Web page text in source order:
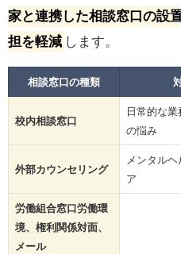
家と連携した相談窓口の設
担を軽減 します。
相談窓口の種類
校内相談窓口
日常的な
の悩み
外部カウンセリング
メンタル
ア
労働組合窓口労働環
境、権利関係対面、
メール